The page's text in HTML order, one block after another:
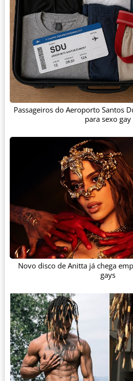
Passageiros do Aeroporto Santos
para sexo gay
Novo disco de Anitta já chega
gays